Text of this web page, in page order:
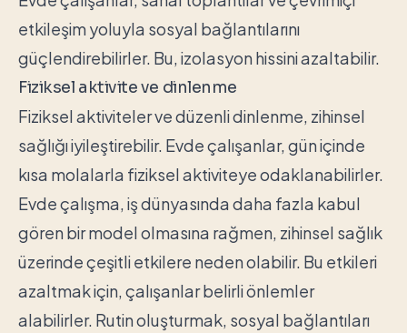
etkileşim yoluyla sosyal bağlantılarını
güçlendirebilirler. Bu, izolasyon hissini azaltabilir.
Fiziksel aktivite ve dinlenme
Fiziksel aktiviteler ve düzenli dinlenme, zihinsel
sağlığı iyileştirebilir. Evde çalışanlar, gün içinde
kısa molalarla fiziksel aktiviteye odaklanabilirler.
Evde çalışma, iş dünyasında daha fazla kabul
gören bir model olmasına rağmen, zihinsel sağlık
üzerinde çeşitli etkilere neden olabilir. Bu etkileri
azaltmak için, çalışanlar belirli önlemler
alabilirler. Rutin oluşturmak, sosyal bağlantıları